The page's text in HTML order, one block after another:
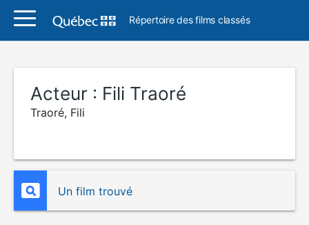
Répertoire des films classés
Acteur : Fili Traoré
Traoré, Fili
Un film trouvé